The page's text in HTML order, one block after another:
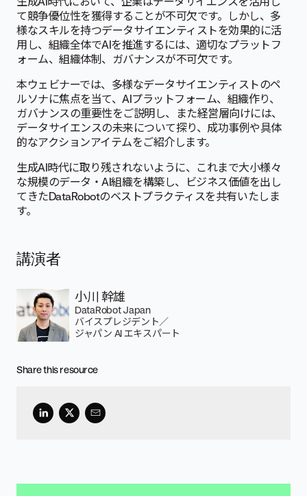
て競争優位性を獲得することが不可欠です。しかし、多
様なスキルを持つデータサイエンティストを効果的に活
用し、組織全体でAIを推進するには、適切なプラットフ
ォーム、組織体制、ガバナンスが不可欠です。
本ウェビナーでは、多様なデータサイエンティストのペ
ルソナに焦点を当て、AIプラットフォーム、組織作り、
ガバナンスの重要性をご説明し、また経営層向けには、
データサイエンスの未来について探り、成功事例や具体
的なアクションアイテムをご紹介します。
生成AI時代に取り残されないように、これまで大小様々
な規模のデータ・AI組織を構築し、ビジネス価値を出し
てきたDataRobotのベストプラクティスを共有いたしま
す。
講演者
小川 幹雄
DataRobot Japan
バイスプレジデント／
ジャパン AI エキスパート
Share this resource